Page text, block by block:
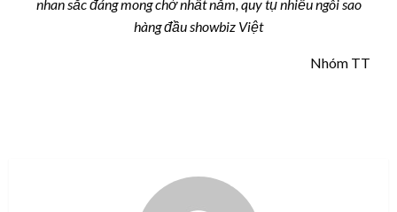
nhan sắc đáng mong chờ nhất năm, quy tụ nhiều ngôi sao
hàng đầushowbiz Việt
Nhóm TT